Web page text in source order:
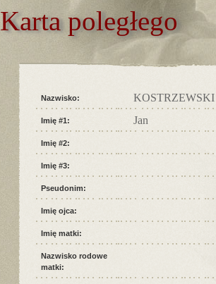
Karta poległego
Nazwisko: KOSTRZEWSKI
Imię #1: Jan
Imię #2:
Imię #3:
Pseudonim:
Imię ojca:
Imię matki:
Nazwisko rodowe
matki: